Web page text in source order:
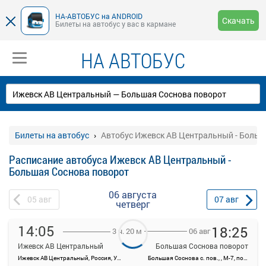
НА-АВТОБУС на ANDROID
Билеты на автобус у вас в кармане
Скачать
НА АВТОБУС
Билеты на автобус Автобус Ижевск АВ Центральный -
Расписание автобуса Ижевск АВ Центральный -
Большая Соснова поворот
05 авг 06 августа
четверг 07авг
14:05
Ижевск АВ Центральный
Ижевск АВ Центральный, Россия, Удмуртская Республика, Ижевск, Красноармейская ул, 134А
3 ч. 20 м 06 авг 18:25
Большая Соснова поворот
Большая Соснова с. пов., , М-7, подъезд к Ижевску и Перми
На данной странице вы можете ознакомиться с расписанием и